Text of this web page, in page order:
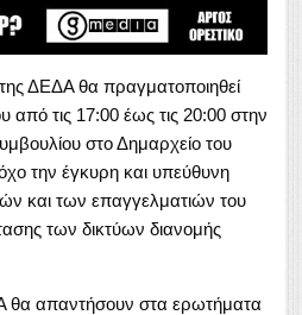
ΔΕΔΑ θα πραγματοποιηθεί
από τις 17:00 έως τις 20:00 στην
στο Δημαρχείο του
την έγκυρη και υπεύθυνη
και των επαγγελματιών του
των δικτύων διανομής
θα απαντήσουν στα ερωτήματα